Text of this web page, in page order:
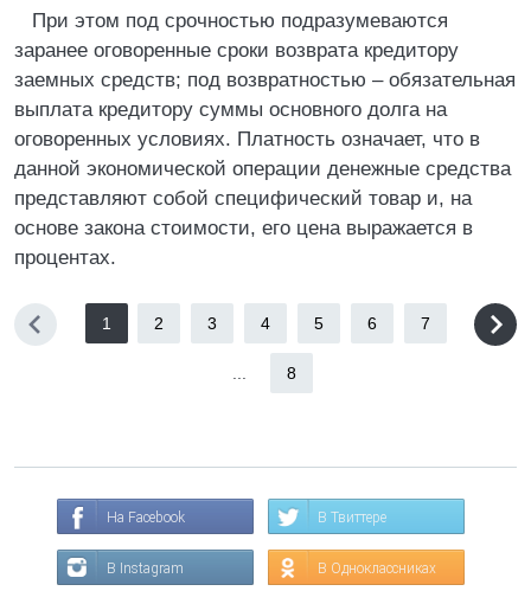
При этом под срочностью подразумеваются
заранее оговоренные сроки возврата кредитору
заемных средств; под возвратностью – обязательная
выплата кредитору суммы основного долга на
оговоренных условиях. Платность означает, что в
данной экономической операции денежные средства
представляют собой специфический товар и, на
основе закона стоимости, его цена выражается в
процентах.
1 2 3 4 5 6 7
8
На Facebook В Твиттере
В Instagram В Одноклассниках